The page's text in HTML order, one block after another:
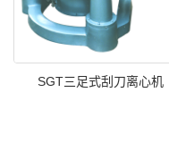
SGT三足式刮刀离心机